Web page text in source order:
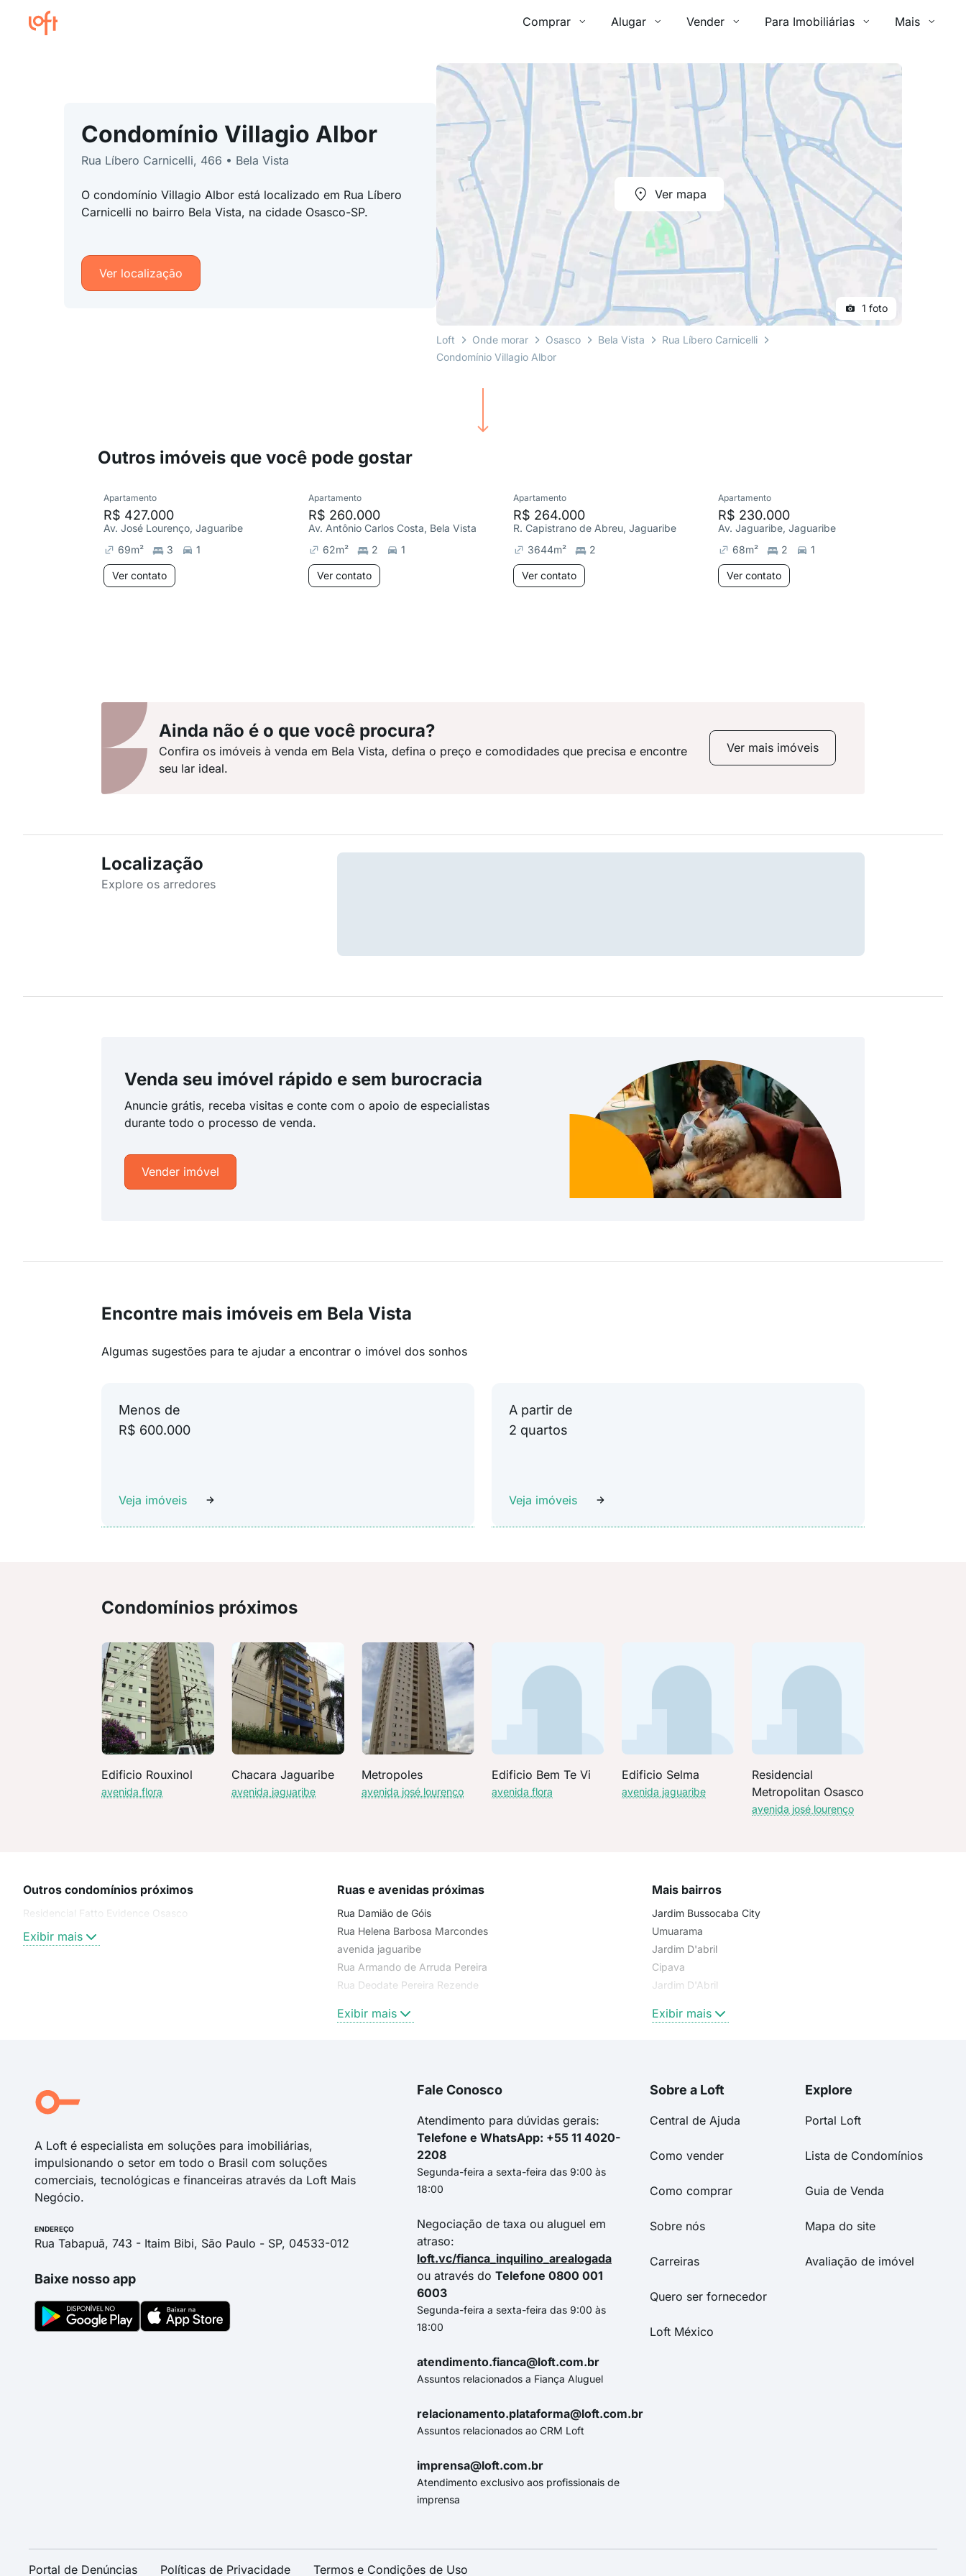
Comprar Alugar Vender Para Imobiliárias Mais
Condomínio Villagio Albor
Rua Líbero Carnicelli, 466 • Bela Vista
O condomínio Villagio Albor está localizado em Rua Líbero
Carnicelli no bairro Bela Vista, na cidade Osasco-SP.
Ver localização
Ver mapa
1 foto
Loft Onde morar Osasco Bela Vista
Rua Líbero Carnicelli
Condomínio Villagio Albor
Outros imóveis que você pode gostar
Apartamento
R$ 427.000
Av. José Lourenço, Jaguaribe
69m² 3 1
Ver contato
Apartamento
R$ 260.000
Av. Antônio Carlos Costa, Bela Vista
62m² 2 1
Ver contato
Apartamento
R$ 264.000
R. Capistrano de Abreu, Jaguaribe
3644m² 2
Ver contato
Apartamento
R$ 230.000
Av. Jaguaribe, Jaguaribe
68m² 2 1
Ver contato
Ainda não é o que você procura?
Confira os imóveis à venda em Bela Vista, defina o preço e comodidades que precisa e encontre
seu lar ideal.
Ver mais imóveis
Localização
Explore os arredores
Venda seu imóvel rápido e sem burocracia
Anuncie grátis, receba visitas e conte com o apoio de especialistas
durante todo o processo de venda.
Vender imóvel
Encontre mais imóveis em Bela Vista
Algumas sugestões para te ajudar a encontrar o imóvel dos sonhos
Menos de
R$ 600.000
Veja imóveis
A partir de
2 quartos
Veja imóveis
Condomínios próximos
Edificio Rouxinol
avenida flora
Chacara Jaguaribe
avenida jaguaribe
Metropoles
avenida josé lourenço
Edificio Bem Te Vi
avenida flora
Edificio Selma
avenida jaguaribe
Residencial
Metropolitan Osasco
avenida josé lourenço
Outros condomínios próximos
Residencial Fatto Evidence Osasco
Exibir mais
Ruas e avenidas próximas
Rua Damião de Góis
Rua Helena Barbosa Marcondes
avenida jaguaribe
Rua Armando de Arruda Pereira
Rua Deodate Pereira Rezende
Rua Sebastião de Mello Dias
Rua Martinho Lutero
Exibir mais
Mais bairros
Jardim Bussocaba City
Umuarama
Jardim D'abril
Cipava
Jardim D'Abril
Exibir mais
A Loft é especialista em soluções para imobiliárias,
impulsionando o setor em todo o Brasil com soluções
comerciais, tecnológicas e financeiras através da Loft Mais
Negócio.
ENDEREÇO
Rua Tabapuã, 743 - Itaim Bibi, São Paulo - SP, 04533-012
Baixe nosso app
Fale Conosco
Atendimento para dúvidas gerais:
Telefone e WhatsApp: +55 11 4020-
2208
Segunda-feira a sexta-feira das 9:00 às
18:00
Negociação de taxa ou aluguel em
atraso:
loft.vc/fianca_inquilino_arealogada
ou através do Telefone 0800 001
6003
Segunda-feira a sexta-feira das 9:00 às
18:00
atendimento.fianca@loft.com.br
Assuntos relacionados a Fiança Aluguel
relacionamento.plataforma@loft.com.br
Assuntos relacionados ao CRM Loft
imprensa@loft.com.br
Atendimento exclusivo aos profissionais de
imprensa
Sobre a Loft
Central de Ajuda
Como vender
Como comprar
Sobre nós
Carreiras
Quero ser fornecedor
Loft México
Explore
Portal Loft
Lista de Condomínios
Guia de Venda
Mapa do site
Avaliação de imóvel
Portal de Denúncias Políticas de Privacidade Termos e Condições de Uso